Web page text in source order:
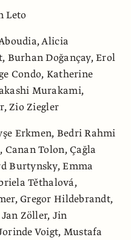
Leto
Alicia
Burhan Doğançay, Erol
Condo, Katherine
Murakami,
Zio Ziegler
Erkmen, Bedri Rahmi
Canan Tolon, Çağla
Burtynsky, Emma
Těthalová,
Gregor Hildebrandt,
Zöller, Jin
Voigt, Mustafa